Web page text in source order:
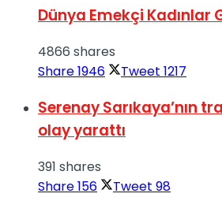
Dünya Emekçi Kadınlar
4866 shares
Share1946 Tweet 1217
Serenay Sarıkaya’nın
olay yarattı
391 shares
Share156 Tweet 98